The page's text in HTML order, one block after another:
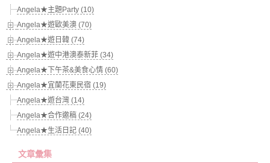
Angela★主題Party (10)
Angela★遊歐美澳 (70)
Angela★遊日韓 (74)
Angela★遊中港澳泰新菲 (34)
Angela★下午茶&美食心情 (60)
Angela★宜蘭花東民宿 (19)
Angela★遊台灣 (14)
Angela★合作邀稿 (24)
Angela★生活日記 (40)
文章彙集